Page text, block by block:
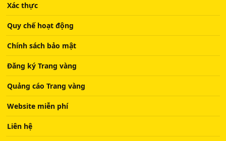
Xác thực
Quy chế hoạt động
Chính sách bảo mật
Đăng ký Trang vàng
Quảng cáo Trang vàng
Website miễn phí
Liên hệ